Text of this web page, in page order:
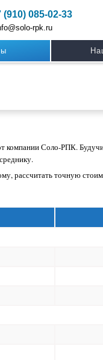
(910) 085-02-33
rpk.ru
компании Соло-РПК.
точную